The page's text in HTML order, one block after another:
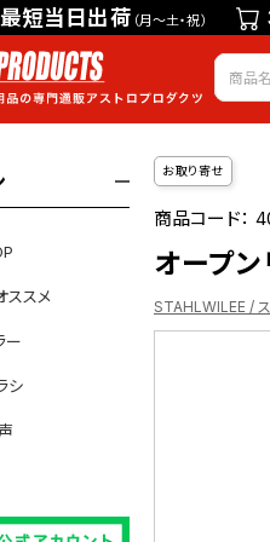
最短当日出荷 （月～土・祝）
ススメ
ー
シ
お取り寄せ
商品コード：
オープ
STAHLWILEE /